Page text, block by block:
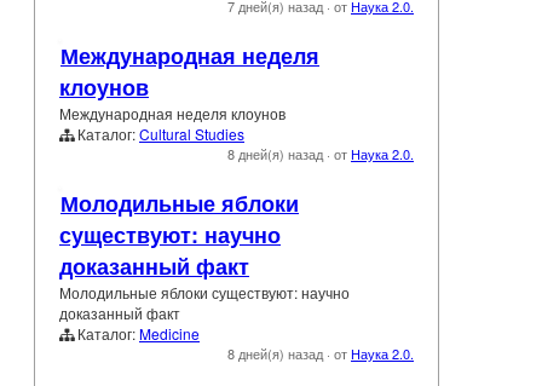
7 дней(я) назад · отНаука 2.0.
Международная неделя
клоунов
Международная неделя клоунов
Каталог:Cultural Studies
8 дней(я) назад · отНаука 2.0.
Молодильные яблоки
существуют: научно
доказанный факт
Молодильные яблоки существуют: научно
доказанный факт
Каталог:Medicine
8 дней(я) назад · отНаука 2.0.